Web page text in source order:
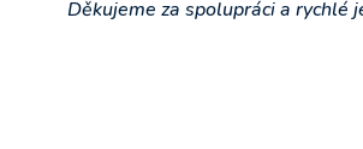
Děkujeme za spolupráci a rychlé